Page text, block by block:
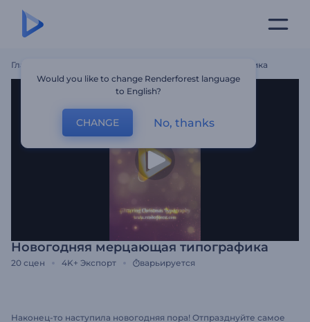
Главная Новогодняя Мерцающая Типографика
Новогодняя мерцающая типографика
20 сцен 4K+ Экспорт варьируется
Наконец-то наступила новогодняя пора! Отпразднуйте самое
Would you like to change Renderforest language
to English?
CHANGE No, thanks